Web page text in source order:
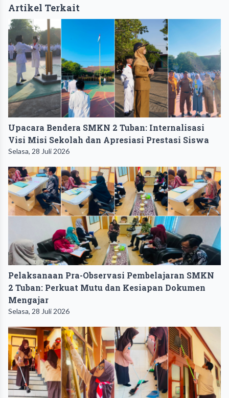
Artikel Terkait
Upacara Bendera SMKN 2 Tuban: Internalisasi
Visi Misi Sekolah dan Apresiasi Prestasi Siswa
Selasa, 28 Juli 2026
Pelaksanaan Pra-Observasi Pembelajaran SMKN
2 Tuban: Perkuat Mutu dan Kesiapan Dokumen
Mengajar
Selasa, 28 Juli 2026